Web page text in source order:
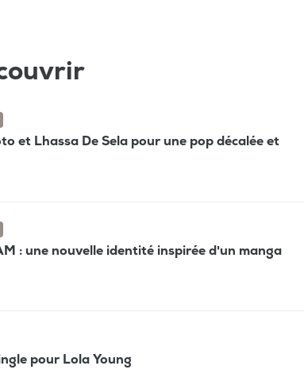
et Lhassa De Sela pour une pop décalée et
: une nouvelle identité inspirée d'un manga
pour Lola Young